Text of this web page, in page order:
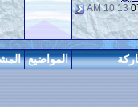
المشاركات المراقبين